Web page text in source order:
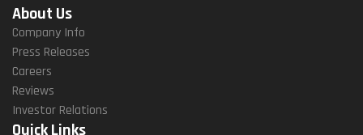
About Us
Company Info
Press Releases
Careers
Reviews
Investor Relations
Quick Links